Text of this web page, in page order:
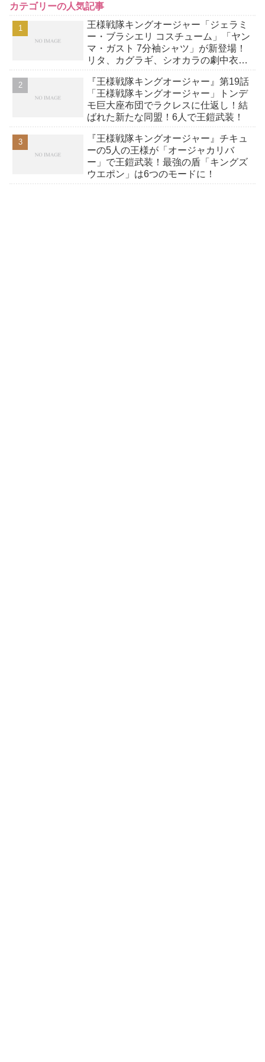
カテゴリーの人気記事
王様戦隊キングオージャー「ジェラミ
ー・ブラシエリ コスチューム」「ヤン
マ・ガスト 7分袖シャツ」が新登場！
リタ、カグラギ、シオカラの劇中衣装
『王様戦隊キングオージャー』第19話
「王様戦隊キングオージャー」トンデ
モ巨大座布団でラクレスに仕返し！結
ばれた新たな同盟！6人で王鎧武装！
『王様戦隊キングオージャー』チキュ
ーの5人の王様が「オージャカリバ
ー」で王鎧武装！最強の盾「キングズ
ウエポン」は6つのモードに！